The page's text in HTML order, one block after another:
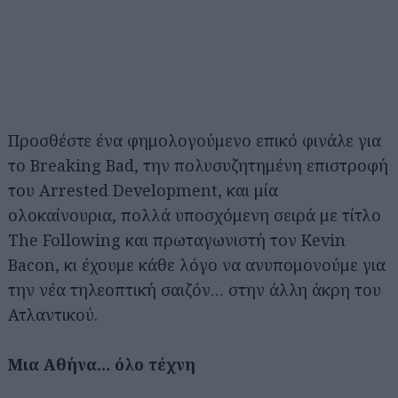
Προσθέστε ένα φημολογούμενο επικό φινάλε για
το Breaking Bad, την πολυσυζητημένη επιστροφή
του Arrested Development, και μία
ολοκαίνουρια, πολλά υποσχόμενη σειρά με τίτλο
The Following και πρωταγωνιστή τον Kevin
Bacon, κι έχουμε κάθε λόγο να ανυπομονούμε για
την νέα τηλεοπτική σαιζόν… στην άλλη άκρη του
Ατλαντικού.
Μια Αθήνα… όλο τέχνη